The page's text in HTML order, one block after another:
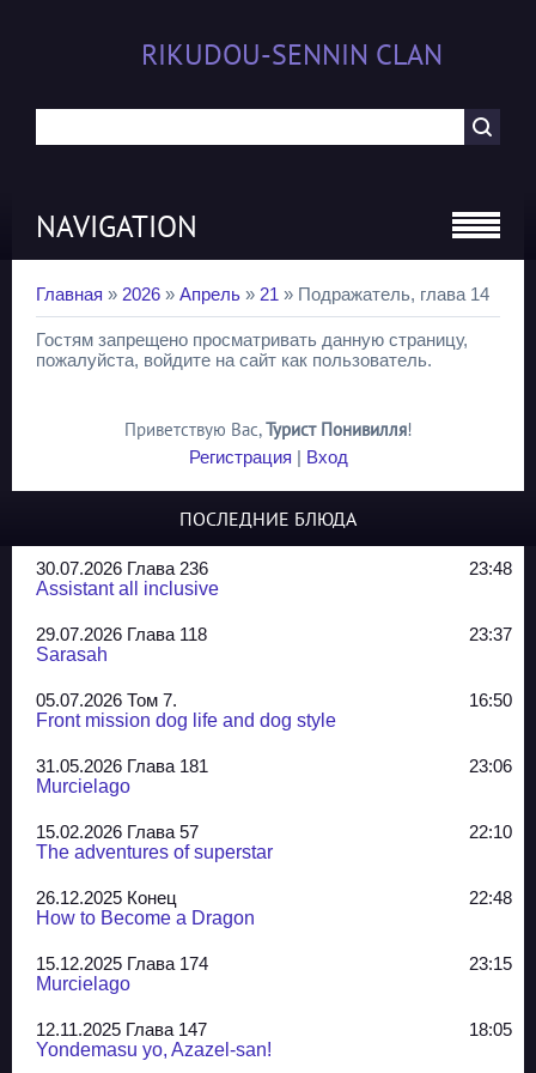
RIKUDOU-SENNIN CLAN
NAVIGATION
Главная » 2026 » Апрель » 21 » Подражатель, глава 14
Гостям запрещено просматривать данную страницу,
пожалуйста, войдите на сайт как пользователь.
Приветствую Вас,Турист Понивилля!
Регистрация | Вход
ПОСЛЕДНИЕ БЛЮДА
30.07.2026 Глава 236
23:48
Assistant all inclusive
29.07.2026 Глава 118
23:37
Sarasah
05.07.2026 Том 7.
16:50
Front mission dog life and dog style
31.05.2026 Глава 181
23:06
Murcielago
15.02.2026 Глава 57
22:10
The adventures of superstar
26.12.2025 Конец
22:48
How to Become a Dragon
15.12.2025 Глава 174
23:15
Murcielago
12.11.2025 Глава 147
18:05
Yondemasu yo, Azazel-san!